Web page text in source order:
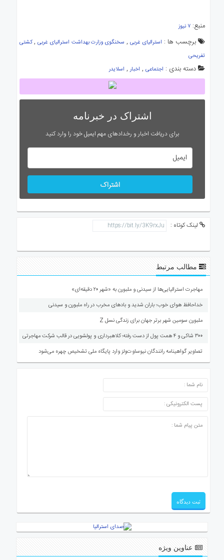
منبع: ۷ نیوز
برچسب ها : استرالیای غربی , سخنگوی وزارت بهداشت استرالیای غربی,کشتی
تفریحی
دسته بندی : اجتماعی, اخبار, اسلایدر
اشتراک در خبرنامه
برای دریافت اخبار و رخدادهای مهم ایمیل خود را وارد کنید
اشتراک
لینک کوتاه :
مطالب مرتبط
مهاجرت استرالیایی‌ها از سیدنی و ملبورن به «شهر ۲۰ دقیقه‌ای»
خداحافظ هوای خوب؛ باران شدید و بادهای مخرب در راه ملبورن و سیدنی
ملبورن سومین شهر برتر جهان برای زندگی نسل Z
۳۰۰ شاکی و ۴ همت پول از دست رفته؛ کلاهبرداری و پولشویی در قالب شرکت مهاجرتی
تصاویر گواهینامه رانندگان نیوساوت‌ولز وارد پایگاه ملی تشخیص چهره می‌شود
ارسال دیدگاه
عناوین ویژه